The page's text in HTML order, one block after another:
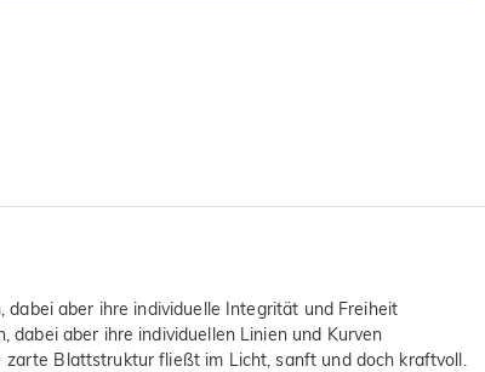
dabei aber ihre individuelle Integrität und Freiheit
aber ihre individuellen Linien und Kurven
zarte Blattstruktur fließt im Licht, sanft und doch kraftvoll.